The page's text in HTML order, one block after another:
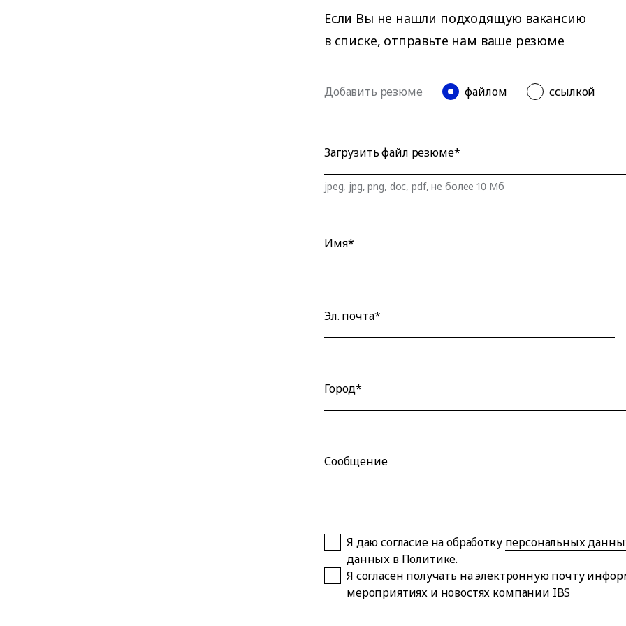
Если Вы не нашли подходящую вакансию
в списке, отправьте нам ваше резюме
Добавить резюме файлом ссылкой
Загрузить файл резюме*
jpeg, jpg, png, doc, pdf, не более 10 Мб
Имя*
Эл. почта*
Город*
Сообщение
Я даю согласие на обработку персональных
данных в Политике.
Я согласен получать на электронную почту
мероприятиях и новостях компании IBS